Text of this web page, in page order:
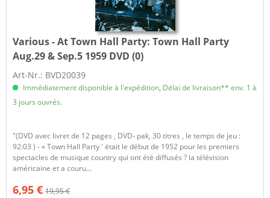
Various - At Town Hall Party: Town Hall Party
Aug.29 & Sep.5 1959 DVD (0)
Art-Nr.: BVD20039
Immédiatement disponible à l'expédition, Délai de livraison** env. 1 à
3 jours ouvrés.
"(DVD avec livret de 12 pages , DVD- pak, 30 titres , le temps de jeu :
92:03 ) - « Town Hall Party ' était le début de 1952 pour les premiers
spectacles de musique country qui ont été diffusés ? la télévision
américaine et a couru...
6,95 € 19,95 €